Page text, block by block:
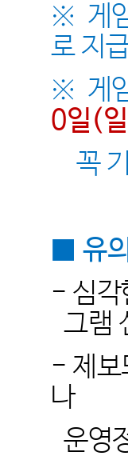
※ 게
로 지
※ 게
0일(일
꼭
■유
- 심
그램
- 제
나
운영